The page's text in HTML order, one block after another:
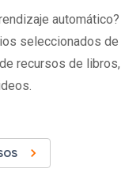
automático?
seleccionados de
recursos de libros,